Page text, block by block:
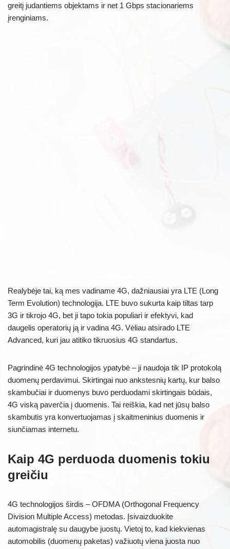
greitį judantiems objektams ir net 1 Gbps stacionariems
įrenginiams.
Realybėje tai, ką mes vadiname 4G, dažniausiai yra LTE (Long
Term Evolution) technologija. LTE buvo sukurta kaip tiltas tarp
3G ir tikrojo 4G, bet ji tapo tokia populiari ir efektyvi, kad
daugelis operatorių ją ir vadina 4G. Vėliau atsirado LTE
Advanced, kuri jau atitiko tikruosius 4G standartus.
Pagrindinė 4G technologijos ypatybė – ji naudoja tik IP protokolą
duomenų perdavimui. Skirtingai nuo ankstesnių kartų, kur balso
skambučiai ir duomenys buvo perduodami skirtingais būdais,
4G viską paverčia į duomenis. Tai reiškia, kad net jūsų balso
skambutis yra konvertuojamas į skaitmeninius duomenis ir
siunčiamas internetu.
Kaip 4G perduoda duomenis tokiu
greičiu
4G technologijos širdis – OFDMA (Orthogonal Frequency
Division Multiple Access) metodas. Įsivaizduokite
automagistralę su daugybe juostų. Vietoj to, kad kiekvienas
automobilis (duomenų paketas) važiuotų viena juosta nuo